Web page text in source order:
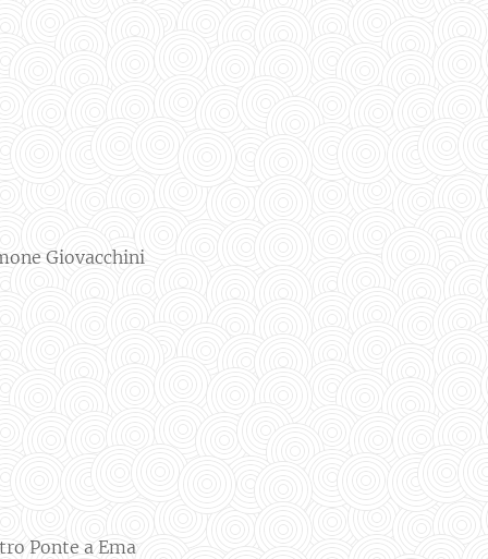
Giovacchini
Ponte a Ema